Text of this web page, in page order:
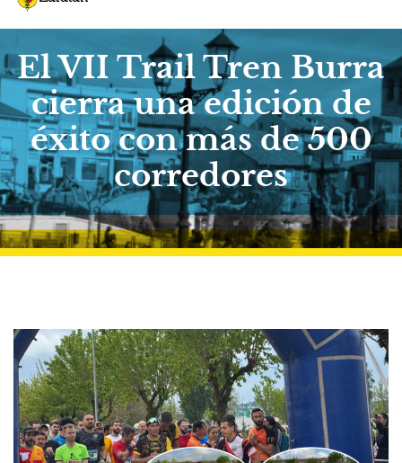
El VII Trail Tren Burra
cierra una edición de
éxito con más de 500
corredores